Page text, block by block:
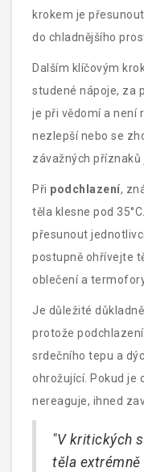
krokem je
do chladnějšího
oblečení a snažte
Použijte vlhké
jako krk, podpaží a
kůži vodou z
odpařování.
Dalším klíčovým
studené nápoje, za
je při vědomí a není
nezlepší nebo se
závažných
bezvědomí, je nutný
Při podchlazení,
těla klesne pod
přesunout
postupně ohřívejte
oblečení a
ohřívání, například
způsobit šok.
stav osoby
Je důležité
protože
srdečního tepu a
ohrožující. Pokud je
nereaguje, ihned
služby. Pokračujte s
nedorazí pomoc.
"V kritických
těla extrémně